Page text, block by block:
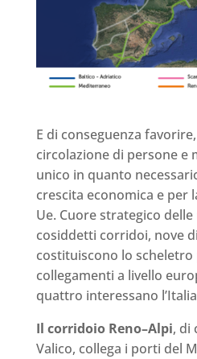
E di conseguenza
circolazione di persone e
unico in quanto
crescita economica e per
Ue. Cuore strategico
cosiddetti corridoi, nove
costituiscono lo
collegamenti a livello
quattro interessano
Il corridoio Reno–Alpi, di
Valico, collega i porti del